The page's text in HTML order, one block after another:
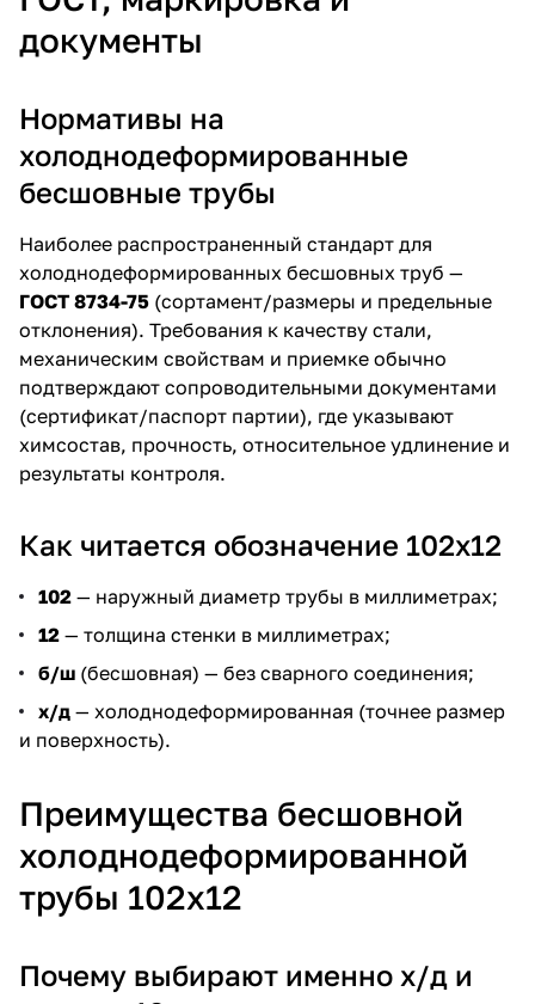
документы
Нормативы на
холоднодеформированные
бесшовные трубы
Наиболее распространенный стандарт для
холоднодеформированных бесшовных труб —
ГОСТ 8734-75 (сортамент/размеры и предельные
отклонения). Требования к качеству стали,
механическим свойствам и приемке обычно
подтверждают сопроводительными документами
(сертификат/паспорт партии), где указывают
химсостав, прочность, относительное удлинение и
результаты контроля.
Как читается обозначение 102х12
102 — наружный диаметр трубы в миллиметрах;
12 — толщина стенки в миллиметрах;
б/ш (бесшовная) — без сварного соединения;
х/д — холоднодеформированная (точнее размер
и поверхность).
Преимущества бесшовной
холоднодеформированной
трубы 102х12
Почему выбирают именно х/д и